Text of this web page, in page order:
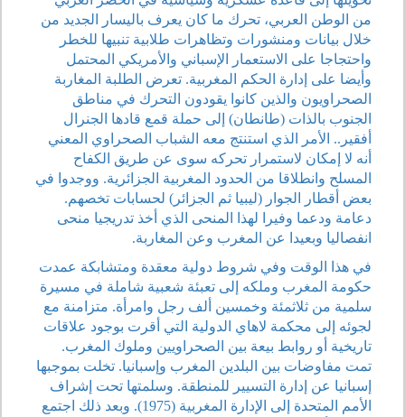
من الوطن العربي، تحرك ما كان يعرف باليسار الجديد من
خلال بيانات ومنشورات وتظاهرات طلابية تنبيها للخطر
واحتجاجا على الاستعمار الإسباني والأمريكي المحتمل
وأيضا على إدارة الحكم المغربية. تعرض الطلبة المغاربة
الصحراويون والذين كانوا يقودون التحرك في مناطق
الجنوب بالذات (طانطان) إلى حملة قمع قادها الجنرال
أفقير.. الأمر الذي استنتج معه الشباب الصحراوي المعني
أنه لا إمكان لاستمرار تحركه سوى عن طريق الكفاح
المسلح وانطلاقا من الحدود المغربية الجزائرية. ووجدوا في
بعض أقطار الجوار (ليبيا ثم الجزائر) لحسابات تخصهم.
دعامة ودعما وفيرا لهذا المنحى الذي أخذ تدريجيا منحى
انفصاليا وبعيدا عن المغرب وعن المغاربة.
في هذا الوقت وفي شروط دولية معقدة ومتشابكة عمدت
حكومة المغرب وملكه إلى تعبئة شعبية شاملة في مسيرة
سلمية من ثلاثمئة وخمسين ألف رجل وامرأة. متزامنة مع
لجوئه إلى محكمة لاهاي الدولية التي أقرت بوجود علاقات
تاريخية أو روابط بيعة بين الصحراويين وملوك المغرب.
تمت مفاوضات بين البلدين المغرب وإسبانيا. تخلت بموجبها
إسبانيا عن إدارة التسيير للمنطقة. وسلمتها تحت إشراف
الأمم المتحدة إلى الإدارة المغربية (1975). وبعد ذلك اجتمع